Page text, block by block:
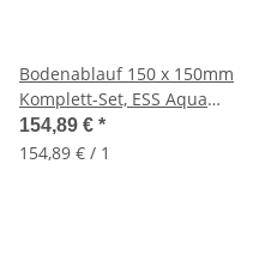
Bodenablauf 150 x 150mm
Komplett-Set, ESS Aqua
Quattro zum verfliesen,
MSI6-T
154,89 € *
154,89 € / 1